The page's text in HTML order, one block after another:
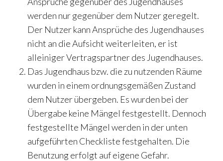
werden nur gegenüber dem Nutzer geregelt.
Der Nutzer kann Ansprüche des Jugendhauses
nicht an die Aufsicht weiterleiten, er ist
alleiniger Vertragspartner des Jugendhauses.
Das Jugendhaus bzw. die zu nutzenden Räume
wurden in einem ordnungsgemäßen Zustand
dem Nutzer übergeben. Es wurden bei der
Übergabe keine Mängel festgestellt. Dennoch
festgestellte Mängel werden in der unten
aufgeführten Checkliste festgehalten. Die
Benutzung erfolgt auf eigene Gefahr.